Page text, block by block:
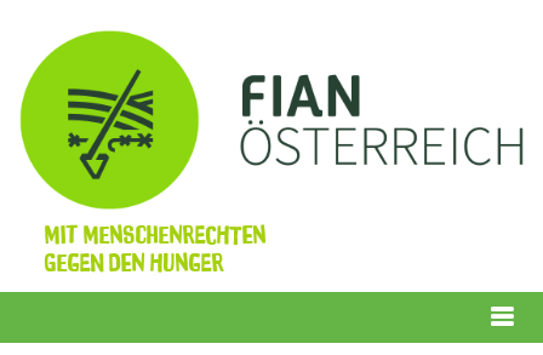
Mit Menschenrechten
gegen den Hunger